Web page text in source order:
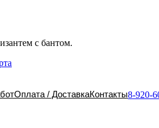
с бантом.
Оплата / ДоставкаКонтакты8-920-